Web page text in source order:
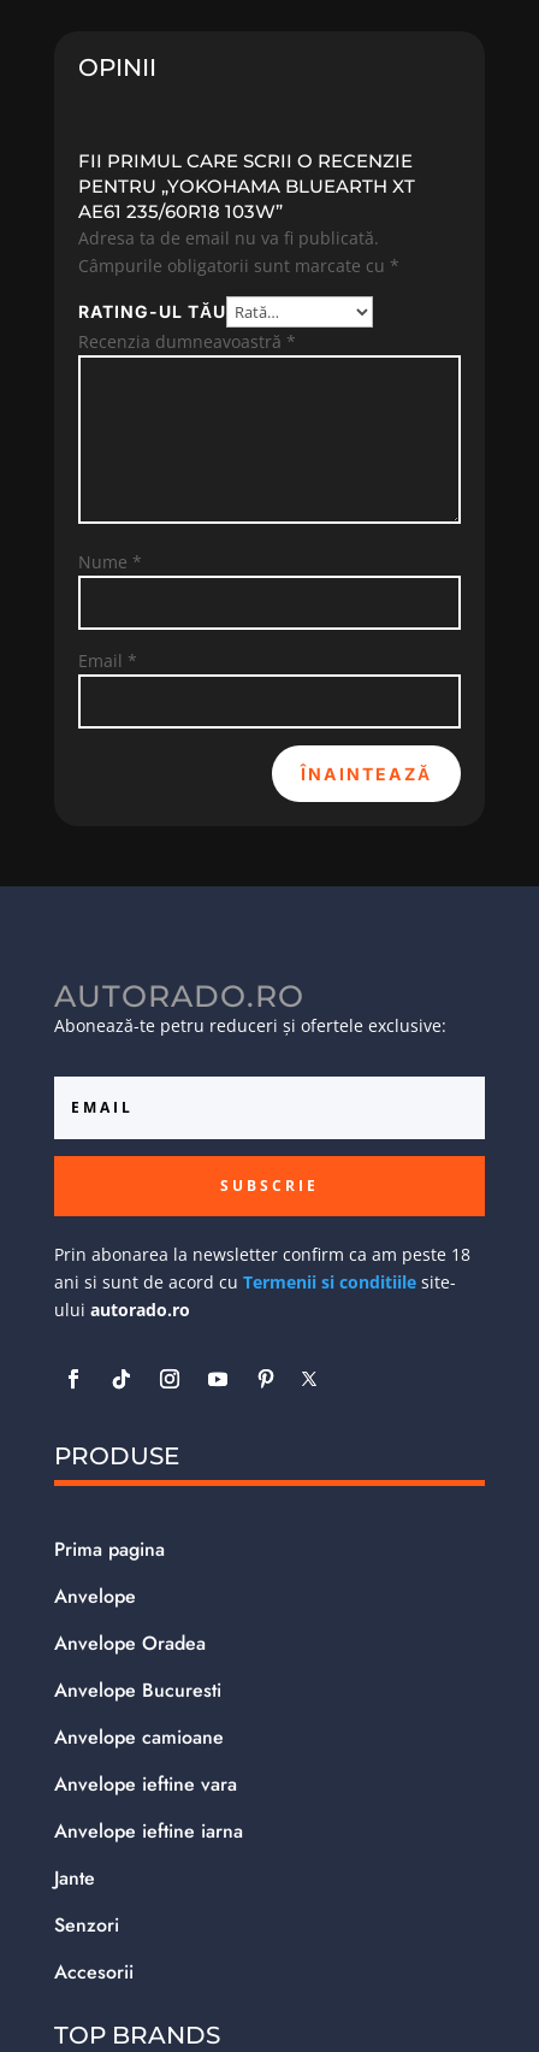
OPINII
FII PRIMUL CARE SCRII O RECENZIE
PENTRU „YOKOHAMA BLUEARTH XT
AE61 235/60R18 103W”
Adresa ta de email nu va fi publicată.
Câmpurile obligatorii sunt marcate cu *
RATING-UL TĂU
Recenzia dumneavoastră *
Nume *
Email *
ÎNAINTEAZĂ
AUTORADO.RO
Abonează-te petru reduceri și ofertele exclusive:
SUBSCRIE
Prin abonarea la newsletter confirm ca am peste 18
ani si sunt de acord cu Termenii si conditiilesite-
ului autorado.ro
PRODUSE
Prima pagina
Anvelope
Anvelope Oradea
Anvelope Bucuresti
Anvelope camioane
Anvelope ieftine vara
Anvelope ieftine iarna
Jante
Senzori
Accesorii
TOP BRANDS